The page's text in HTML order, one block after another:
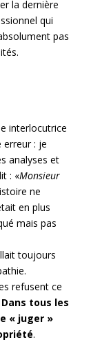
la dernière
qui
pas
interlocutrice
erreur : je
analyses et
: «Monsieur
ne
en plus
mais pas
toujours
refusent ce
Dans tous les
« juger »
.